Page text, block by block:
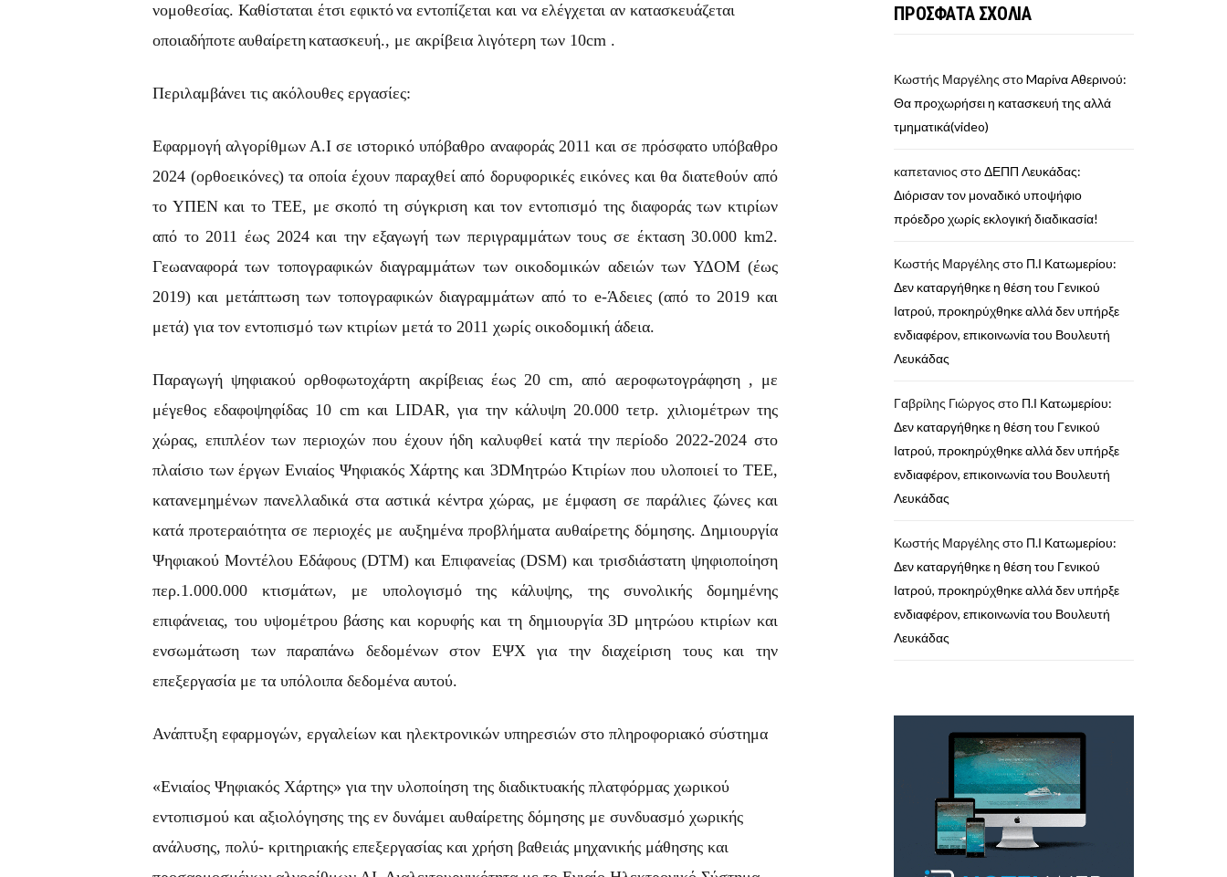
νομοθεσίας. Καθίσταται έτσι εφικτόνα εντοπίζεται και να ελέγχεται αν κατασκευάζεται
οποιαδήποτε αυθαίρετηκατασκευή., με ακρίβεια λιγότερη των 10cm .
Περιλαμβάνει τις ακόλουθες εργασίες:
Εφαρμογή αλγορίθμων Α.Ι σε ιστορικό υπόβαθρο αναφοράς 2011 και σε πρόσφατο υπόβαθρο
2024 (ορθοεικόνες) τα οποία έχουν παραχθεί από δορυφορικές εικόνες και θα διατεθούν από
το ΥΠΕΝ και το ΤΕΕ, με σκοπό τη σύγκριση και τον εντοπισμό της διαφοράς των κτιρίων
από το 2011 έως 2024 και την εξαγωγή των περιγραμμάτων τους σε έκταση 30.000 km2.
Γεωαναφορά των τοπογραφικών διαγραμμάτων των οικοδομικών αδειών των ΥΔΟΜ (έως
2019) και μετάπτωση των τοπογραφικών διαγραμμάτων από το e-Άδειες (από το 2019 και
μετά) για τον εντοπισμό των κτιρίων μετά το 2011 χωρίς οικοδομική άδεια.
Παραγωγή ψηφιακού ορθοφωτοχάρτη ακρίβειας έως 20 cm, από αεροφωτογράφηση , με
μέγεθος εδαφοψηφίδας 10 cm και LIDAR, για την κάλυψη 20.000 τετρ. χιλιομέτρων της
χώρας, επιπλέον των περιοχών που έχουν ήδη καλυφθεί κατά την περίοδο 2022-2024 στο
πλαίσιο των έργων Ενιαίος Ψηφιακός Χάρτης και 3DΜητρώο Κτιρίων που υλοποιεί το ΤΕΕ,
κατανεμημένων πανελλαδικά στα αστικά κέντρα χώρας, με έμφαση σε παράλιες ζώνες και
κατά προτεραιότητα σε περιοχές με αυξημένα προβλήματα αυθαίρετης δόμησης. Δημιουργία
Ψηφιακού Μοντέλου Εδάφους (DTM) και Επιφανείας (DSM) και τρισδιάστατη ψηφιοποίηση
περ.1.000.000 κτισμάτων, με υπολογισμό της κάλυψης, της συνολικής δομημένης
επιφάνειας, του υψομέτρου βάσης και κορυφής και τη δημιουργία 3D μητρώου κτιρίων και
ενσωμάτωση των παραπάνω δεδομένων στον ΕΨΧ για την διαχείριση τους και την
επεξεργασία με τα υπόλοιπα δεδομένα αυτού.
Ανάπτυξη εφαρμογών, εργαλείων και ηλεκτρονικών υπηρεσιών στο πληροφοριακό σύστημα
«Ενιαίος Ψηφιακός Χάρτης» για την υλοποίηση της διαδικτυακής πλατφόρμας χωρικού
εντοπισμού και αξιολόγησης της εν δυνάμει αυθαίρετης δόμησης με συνδυασμό χωρικής
ανάλυσης, πολύ- κριτηριακής επεξεργασίας και χρήση βαθειάς μηχανικής μάθησης και
ΠΡΟΣΦΑΤΑ ΣΧΟΛΙΑ
Κωστής Μαργέλης στοMαρίνα Αθερινού:
Θα προχωρήσει η κατασκευή της αλλά
τμηματικά(video)
καπετανιος στοΔΕΠΠ Λευκάδας:
Διόρισαν τον μοναδικό υποψήφιο
πρόεδρο χωρίς εκλογική διαδικασία!
Κωστής Μαργέλης στο Π.Ι Κατωμερίου:
Δεν καταργήθηκε η θέση του Γενικού
Ιατρού, προκηρύχθηκε αλλά δεν υπήρξε
ενδιαφέρον, επικοινωνία του Βουλευτή
Λευκάδας
Γαβρίλης Γιώργος στο Π.Ι Κατωμερίου:
Δεν καταργήθηκε η θέση του Γενικού
Ιατρού, προκηρύχθηκε αλλά δεν υπήρξε
ενδιαφέρον, επικοινωνία του Βουλευτή
Λευκάδας
Κωστής Μαργέλης στο Π.Ι Κατωμερίου:
Δεν καταργήθηκε η θέση του Γενικού
Ιατρού, προκηρύχθηκε αλλά δεν υπήρξε
ενδιαφέρον, επικοινωνία του Βουλευτή
Λευκάδας